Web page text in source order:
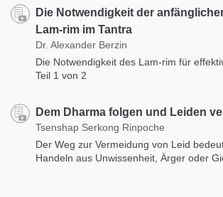
Die Notwendigkeit der
Lam-rim im Tantra
Dr. Alexander Berzin
Die Notwendigkeit des Lam-rim für
Teil 1 von 2
Dem Dharma folgen und Leiden
Tsenshap Serkong Rinpoche
Der Weg zur Vermeidung von Leid
Handeln aus Unwissenheit, Ärger oder